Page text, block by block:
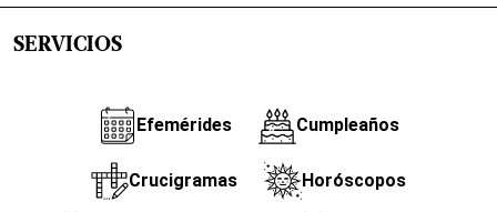
SERVICIOS
Efemérides Cumpleaños
Crucigramas Horóscopos